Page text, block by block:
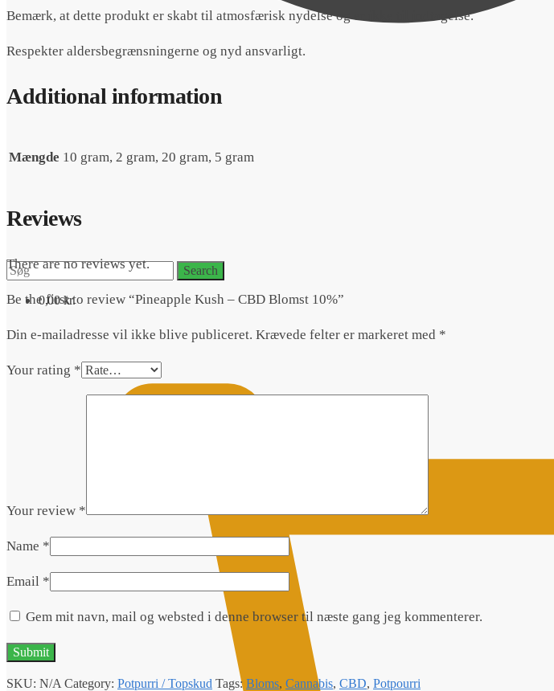
Search
for:
Search
0,00kr.
Bemærk, at dette produkt er skabt til atmosfærisk nydelse og er ikke til indtagelse.
Respekter aldersbegrænsningerne og nyd ansvarligt.
Additional information
Mængde 10 gram, 2 gram, 20 gram, 5 gram
Reviews
There are no reviews yet.
Be the first to review “Pineapple Kush – CBD Blomst 10%”
Din e-mailadresse vil ikke blive publiceret. Krævede felter er markeret med *
Your rating *
Your review *
Name *
Email *
Gem mit navn, mail og websted i denne browser til næste gang jeg kommenterer.
SKU: N/A Category: Potpurri / Topskud Tags: Bloms, Cannabis, CBD, Potpourri